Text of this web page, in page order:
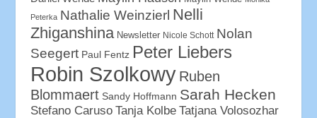
Peterka Nathalie Weinzierl Nelli
Zhiganshina Newsletter Nicole Schott Nolan
Seegert Paul Fentz Peter Liebers
Robin Szolkowy Ruben
Blommaert Sandy Hoffmann Sarah Hecken
Stefano Caruso Tanja Kolbe Tatjana Volosozhar